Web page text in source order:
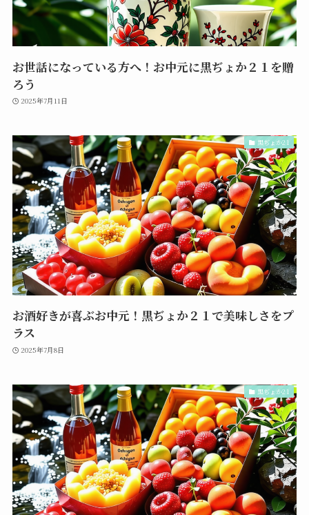
お世話になっている方へ！お中元に黒ぢょか２１を贈
ろう
2025年7月11日
黒ぢょか21
お酒好きが喜ぶお中元！黒ぢょか２１で美味しさをプ
ラス
2025年7月8日
黒ぢょか21